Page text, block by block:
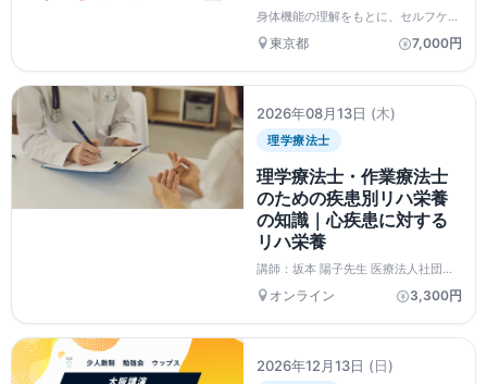
~機能から考えるセルフケ
ア・エクササイズシリー
消から整える上肢機能」
身体機能の理解をもとに、セルフケア
やエクササイズの選択・指導を実践的
に学ぶシリーズ。評価の視点と実技を
台を体系的に身につけます。
東京都 7,000円
2026年08月13日 (木)
理学療法士
理学療法士・作業療法士
のための疾患別リハ栄養
の知識｜心疾患に対する
リハ栄養
講師：坂本 陽子先生 医療法人社団蘇
生会 蘇生会総合病院 管理栄養士
＝＝＝＝＝＝＝＝＝＝＝＝＝＝
オンライン 3,300円
2026年12月13日 (日)